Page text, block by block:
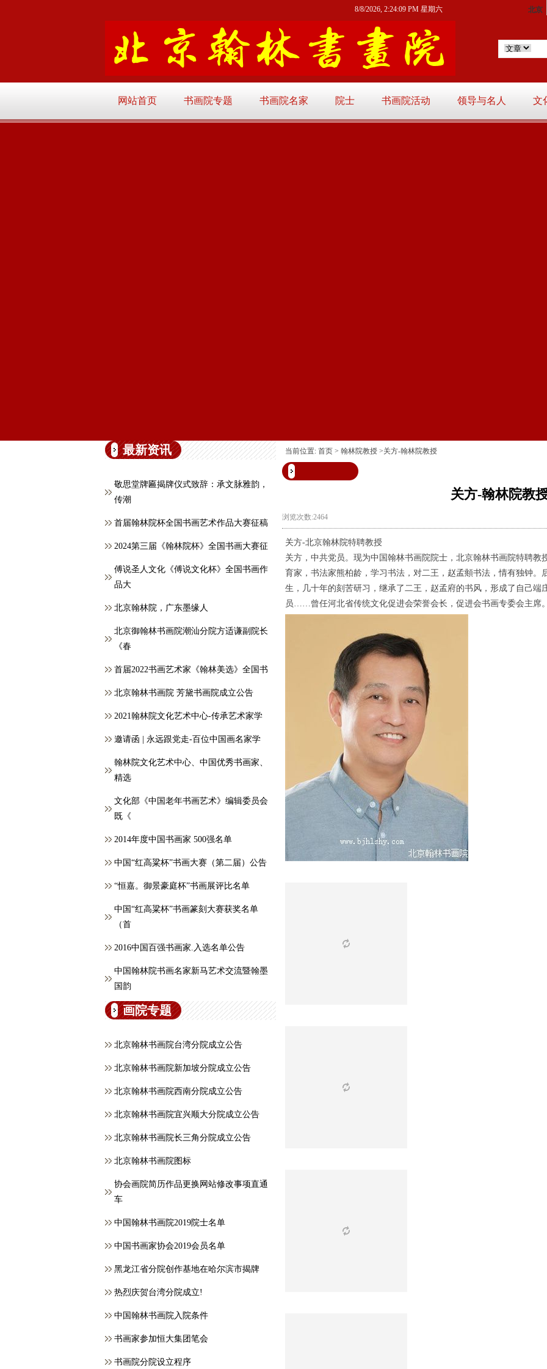
网站首页 书画院专题 书画院名家 院士 书画院活动 领导与名人 文
8/8/2026, 2:24:10 PM 星期六
最新资讯
敬思堂牌匾揭牌仪式致辞：承文脉雅韵，
传潮
首届翰林院杯全国书画艺术作品大赛征稿
2024第三届《翰林院杯》全国书画大赛征
傅说圣人文化《傅说文化杯》全国书画作
品大
北京翰林院，广东墨缘人
北京御翰林书画院潮汕分院方适谦副院长
《春
首届2022书画艺术家《翰林美选》全国书
北京翰林书画院 芳黛书画院成立公告
2021翰林院文化艺术中心-传承艺术家学
邀请函 | 永远跟党走-百位中国画名家学
翰林院文化艺术中心、中国优秀书画家、
精选
文化部《中国老年书画艺术》编辑委员会
既《
2014年度中国书画家 500强名单
中国“红高粱杯”书画大赛（第二届）公告
“恒嘉。御景豪庭杯”书画展评比名单
中国“红高粱杯”书画篆刻大赛获奖名单
（首
2016中国百强书画家.入选名单公告
中国翰林院书画名家新马艺术交流暨翰墨
国韵
画院专题
北京翰林书画院台湾分院成立公告
北京翰林书画院新加坡分院成立公告
北京翰林书画院西南分院成立公告
北京翰林书画院宜兴顺大分院成立公告
北京翰林书画院长三角分院成立公告
北京翰林书画院图标
协会画院简历作品更换网站修改事项直通
车
中国翰林书画院2019院士名单
中国书画家协会2019会员名单
黑龙江省分院创作基地在哈尔滨市揭牌
热烈庆贺台湾分院成立!
中国翰林书画院入院条件
书画家参加恒大集团笔会
书画院分院设立程序
当前位置: 首页 > 翰林院教授 >关方-翰林院教授
关方-翰林院教
浏览次数:2464
关方-北京翰林院特聘教授
关方，中共党员。现为中国翰林书画院院士，北京翰林书画院特聘
育家，书法家熊柏龄，学习书法，对二王，赵孟頫书法，情有独钟。
生，几十年的刻苦研习，继承了二王，赵孟府的书风，形成了自己端
员……曾任河北省传统文化促进会荣誉会长，促进会书画专委会主席